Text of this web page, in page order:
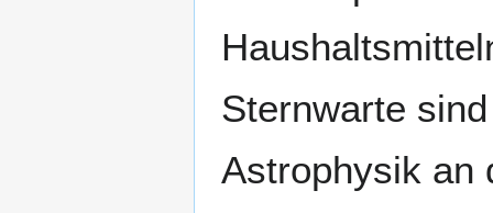
Sternwarte
Astrophysik an